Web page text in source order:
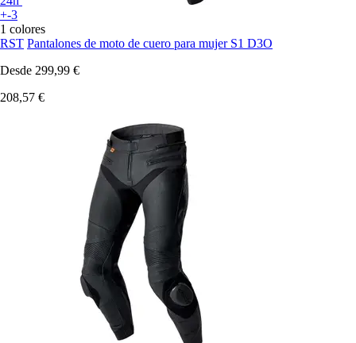
+-3
1 colores
RST Pantalones de moto de cuero para mujer S1 D3O
Desde 299,99 €
208,57 €